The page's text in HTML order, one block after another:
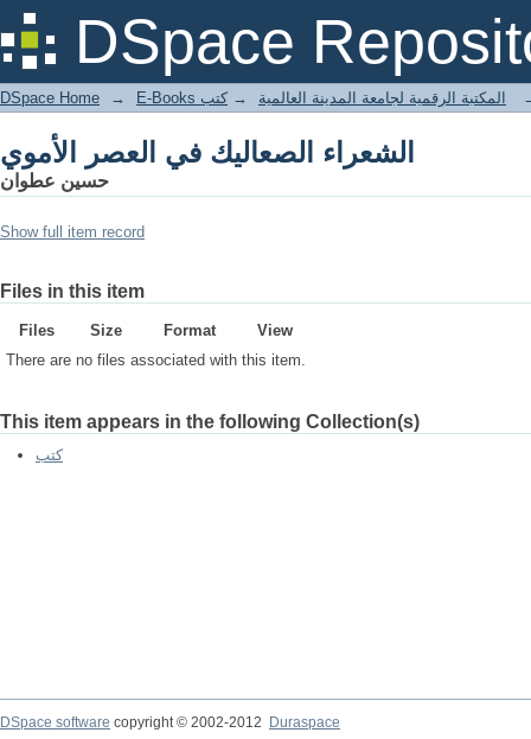
DSpace
الشعراء الصعاليك في العصر الأموي
DSpace Home → E-Books المكتبة الرقمية لجامعة المدينة العالمية → كتب
الشعراء الصعاليك في العصر الأموي
حسين عطوان
Show full item record
Files in this item
Files Size Format
View
There are no files associated with this item.
This item appears in the following Collection(s)
كتب
DSpace software copyright © 2002-2012
Duraspace